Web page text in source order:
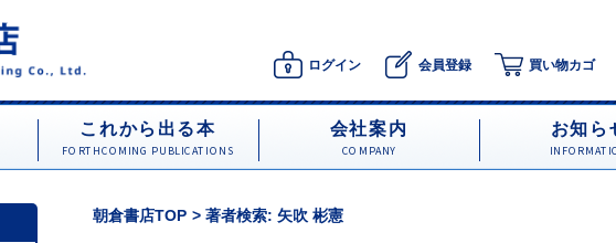
ログイン 会員登録 買い物カゴ
これから出る本
FORTHCOMING PUBLICATIONS
会社案内
COMPANY
お知ら
朝倉書店TOP 著者検索: 矢吹 彬憲